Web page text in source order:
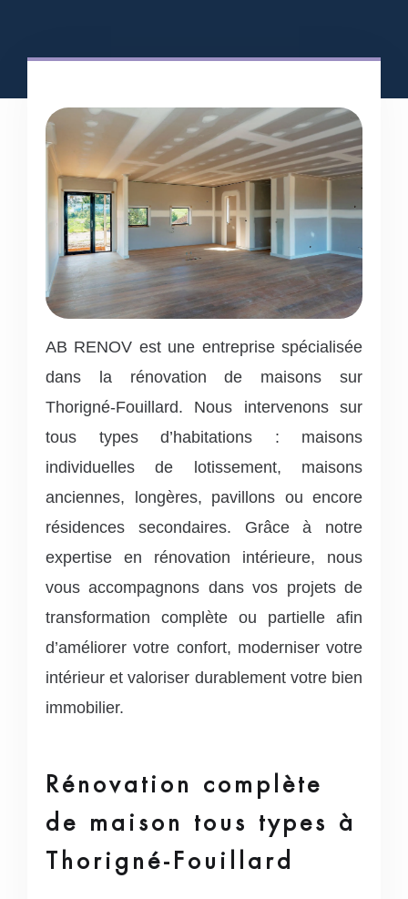
AB RENOV est une entreprise spécialisée
dans la rénovation de maisons sur
Thorigné-Fouillard. Nous intervenons sur
tous types d’habitations : maisons
individuelles de lotissement, maisons
anciennes, longères, pavillons ou encore
résidences secondaires. Grâce à notre
expertise en rénovation intérieure, nous
vous accompagnons dans vos projets de
transformation complète ou partielle afin
d’améliorer votre confort, moderniser votre
intérieur et valoriser durablement votre bien
immobilier.
Rénovation complète
de maison tous types à
Thorigné-Fouillard